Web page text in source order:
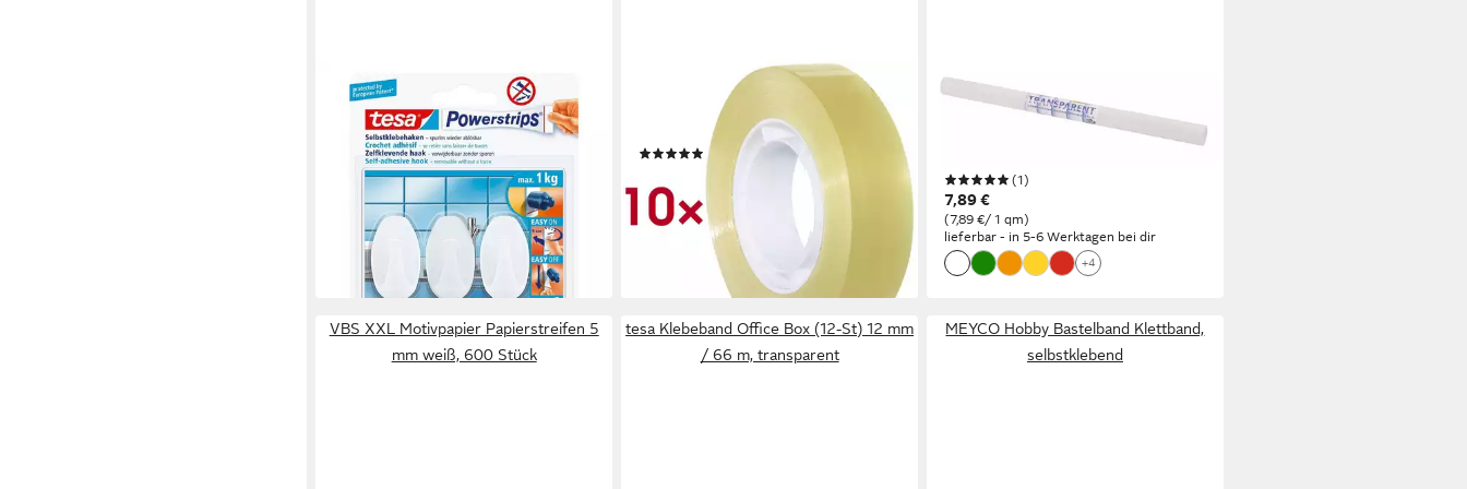
TESA
Klebehaken Haken small, (3-St)
ab 7,69 €
(2,56 €/ 1 Stk)
lieferbar - in 2-3 Werktagen bei dir
Klebeband FILM (10-St) 15 mm/33
m, transparent & klebstark
(1)
(2,32 €/ 1 qm)
lieferbar - in 2-3 Werktagen bei dir
FOLIA
Transparentpapier
Transparentpapier Extra stark, 70
(1)
7,89 €
(7,89 €/ 1 qm)
lieferbar - in 5-6 Werktagen bei dir
+4
VBS XXL Motivpapier Papierstreifen 5
mm weiß, 600 Stück
tesa Klebeband Office Box (12-St) 12 mm
/ 66 m, transparent
MEYCO Hobby Bastelband Klettband,
selbstklebend